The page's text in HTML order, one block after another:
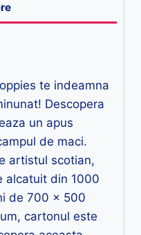
te indeamna
Descopera
un apus
de maci.
artistul scotian,
alcatuit din 1000
de 700 x 500
cartonul este